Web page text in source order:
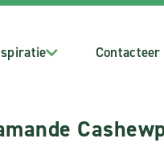
Contacteer